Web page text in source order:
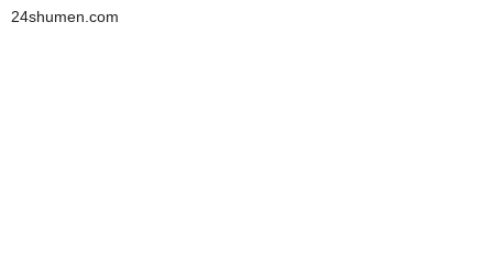
24shumen.com